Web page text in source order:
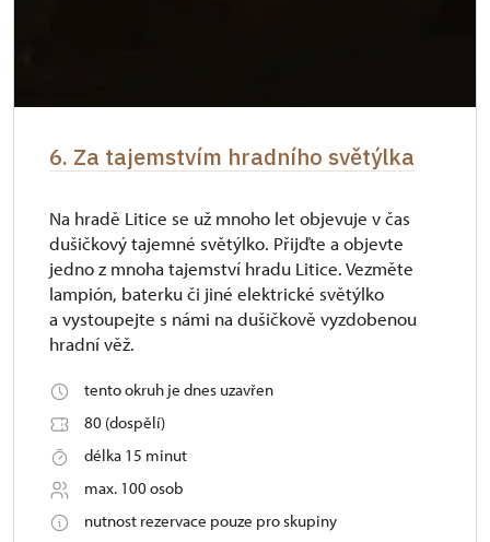
6. Za tajemstvím hradního světýlka
Na hradě Litice se už mnoho let objevuje v čas
dušičkový tajemné světýlko. Přijďte a objevte
jedno z mnoha tajemství hradu Litice. Vezměte
lampión, baterku či jiné elektrické světýlko
a vystoupejte s námi na dušičkově vyzdobenou
hradní věž.
tento okruh je dnes uzavřen
80 (dospělí)
délka 15 minut
max. 100 osob
nutnost rezervace pouze pro skupiny